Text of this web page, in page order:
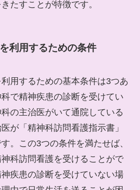
たすことが特徴です。
利用するための条件
用するための基本条件は3つあ
で精神疾患の診断を受けてい
の主治医がいて通院している
が「精神科訪問看護指示書」
。この3つの条件を満たせば、
科訪問看護を受けることがで
疾患の診断を受けていない場